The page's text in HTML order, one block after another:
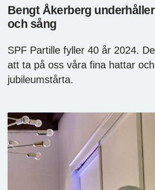
Bengt Åkerberg
och sång
SPF Partille fyller 40 år 2024.
att ta på oss våra fina hattar
jubileumstårta.